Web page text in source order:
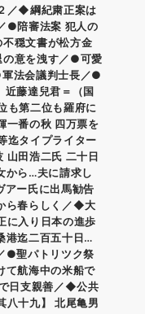
／◆綱紀粛正案は
●陪審法案 犯人の
穏文書が松方金
意を洩す／●可愛
法会議判士長／●
藤達兒君＝（国
も第二位も羅府に
一番の秋 四万票を
迄タイプライター
田浩二氏 二十日
から…夫に請求し
ー氏に出馬勧告
ら春らしく／◆大
に入り日本の進歩
港迄二百五十日…
●聖パトリツク祭
て航海中の米船で
日支親善／◆公共
八十九】 北尾亀男